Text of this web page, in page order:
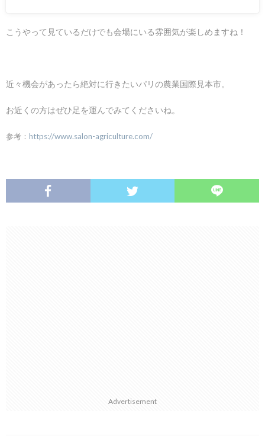
こうやって見ているだけでも会場にいる雰囲気が楽しめますね！
近々機会があったら絶対に行きたいパリの農業国際見本市。
お近くの方はぜひ足を運んでみてくださいね。
参考： https://www.salon-agriculture.com/
Advertisement